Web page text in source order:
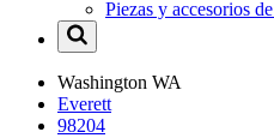
Piezas y accesorios
Washington WA
Everett
98204